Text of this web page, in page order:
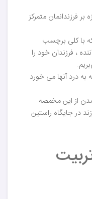
فرزندانمان متمرکز
که با کلی برچسب
، فرزندان خود را
به درد آنها می خورد
از این مخمصه
در جایگاه راستین